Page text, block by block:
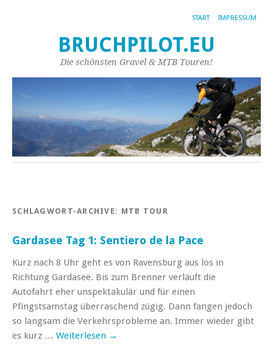
START IMPRESSUM
BRUCHPILOT.EU
Die schönsten Gravel & MTB Touren!
SCHLAGWORT-ARCHIVE: MTB TOUR
Gardasee Tag 1: Sentiero de la Pace
Kurz nach 8 Uhr geht es von Ravensburg aus los in
Richtung Gardasee. Bis zum Brenner verläuft die
Autofahrt eher unspektakulär und für einen
Pfingstsamstag überraschend zügig. Dann fangen jedoch
so langsam die Verkehrsprobleme an. Immer wieder gibt
es kurz … Weiterlesen →